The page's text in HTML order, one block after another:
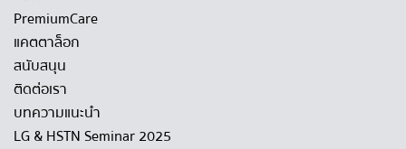
PremiumCare
แคตตาล็อก
สนับสนุน
ติดต่อเรา
บทความแนะนำ
LG & HSTN Seminar 2025